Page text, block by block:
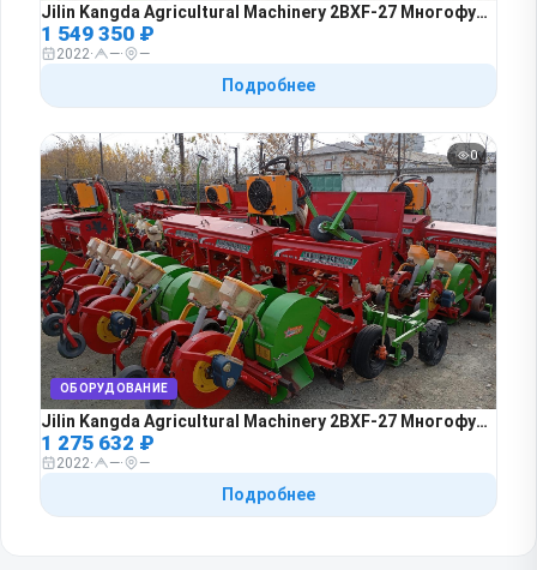
Jilin Kangda Agricultural Machinery 2BXF-27 Многофункциональная рядовая сеялка для посева и внесения удобрений, 1 км, 2022 года в лизинг
1 549 350 ₽
2022· —· —
Подробнее
0
ОБОРУДОВАНИЕ
Jilin Kangda Agricultural Machinery 2BXF-27 Многофункциональная рядовая сеялка для посева и внесения удобрений, 1 км, 2022 года в лизинг
1 275 632 ₽
2022· —· —
Подробнее